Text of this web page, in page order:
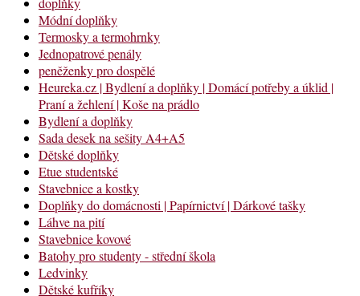
Módní doplňky
Termosky a termohrnky
Jednopatrové penály
peněženky pro dospělé
Heureka.cz | Bydlení a doplňky | Domácí potřeby a úklid |
Praní a žehlení | Koše na prádlo
Bydlení a doplňky
Sada desek na sešity A4+A5
Dětské doplňky
Etue studentské
Stavebnice a kostky
Doplňky do domácnosti | Papírnictví | Dárkové tašky
Láhve na pití
Stavebnice kovové
Batohy pro studenty - střední škola
Ledvinky
Dětské kufříky